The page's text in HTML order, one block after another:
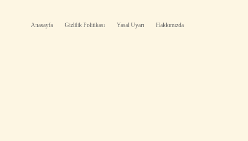
Anasayfa Gizlilik Politikası Yasal Uyarı Hakkımızda